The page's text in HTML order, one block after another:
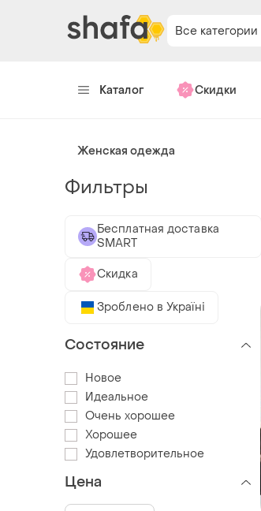
Все категории
Каталог Скидки
Женская одежда
Фильтры
Бесплатная доставка
SMART
Скидка
Зроблено в Україні
Состояние
Новое
Идеальное
Очень хорошее
Хорошее
Удовлетворительное
Цена